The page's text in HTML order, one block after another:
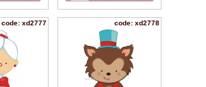
code: xd2777 code: xd2778